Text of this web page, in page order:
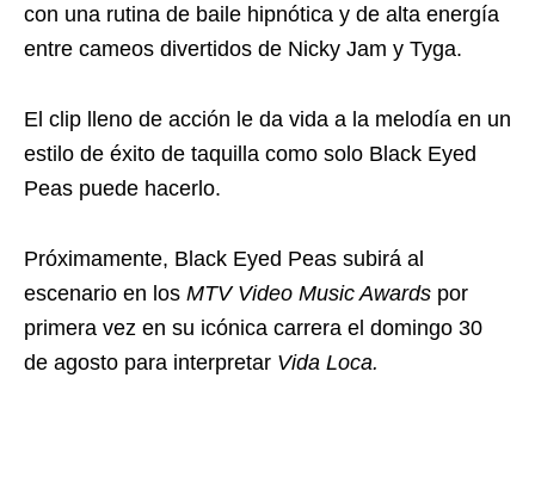
con una rutina de baile hipnótica y de alta energía
entre cameos divertidos de Nicky Jam y Tyga.
El clip lleno de acción le da vida a la melodía en un
estilo de éxito de taquilla como solo Black Eyed
Peas puede hacerlo.
Próximamente, Black Eyed Peas subirá al
escenario en los MTV Video Music Awards por
primera vez en su icónica carrera el domingo 30
de agosto para interpretar Vida Loca.